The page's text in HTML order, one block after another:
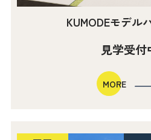
KUMODEモデル
見学受付
MORE